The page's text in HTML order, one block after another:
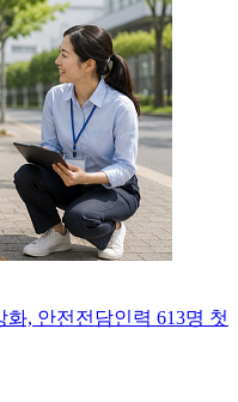
, 안전전담인력 613명 첫